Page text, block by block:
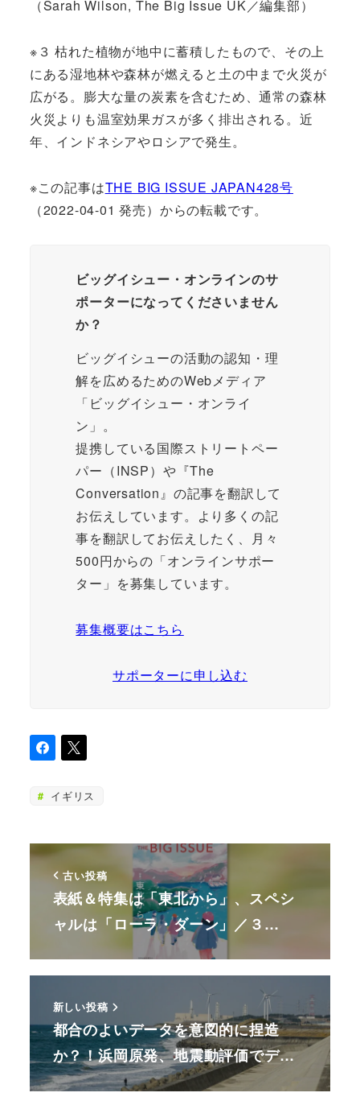
（Sarah Wilson, The Big Issue UK／編集部）
※３ 枯れた植物が地中に蓄積したもので、その上
にある湿地林や森林が燃えると土の中まで火災が
広がる。膨大な量の炭素を含むため、通常の森林
火災よりも温室効果ガスが多く排出される。近
年、インドネシアやロシアで発生。
※この記事はTHE BIG ISSUE JAPAN428号
（2022-04-01 発売）からの転載です。
ビッグイシュー・オンラインのサ
ポーターになってくださいません
か？
ビッグイシューの活動の認知・理
解を広めるためのWebメディア
「ビッグイシュー・オンライ
ン」。
提携している国際ストリートペー
パー（INSP）や『The
Conversation』の記事を翻訳して
お伝えしています。より多くの記
事を翻訳してお伝えしたく、月々
500円からの「オンラインサポー
ター」を募集しています。
募集概要はこちら
サポーターに申し込む
イギリス
古い投稿
表紙＆特集は「東北から」、スペシ
ャルは「ローラ・ダーン」／３…
新しい投稿
都合のよいデータを意図的に捏造
か？！浜岡原発、地震動評価でデ…